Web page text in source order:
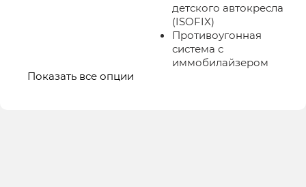
детского автокресла
(ISOFIX)
Противоугонная
система с
иммобилайзером
Показать все опции